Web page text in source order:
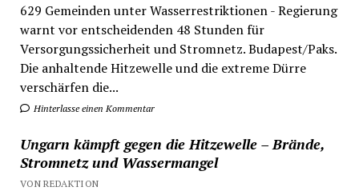
629 Gemeinden unter Wasserrestriktionen - Regierung
warnt vor entscheidenden 48 Stunden für
Versorgungssicherheit und Stromnetz. Budapest/Paks.
Die anhaltende Hitzewelle und die extreme Dürre
verschärfen die...
Hinterlasse einen Kommentar
Ungarn kämpft gegen die Hitzewelle – Brände,
Stromnetz und Wassermangel
VON REDAKTION